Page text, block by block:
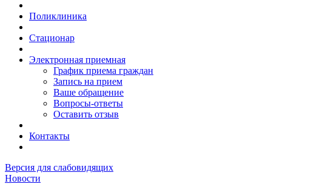
Поликлиника
Стационар
Электронная приемная
График приема граждан
Запись на прием
Ваше обращение
Вопросы-ответы
Оставить отзыв
Контакты
Версия для слабовидящих
Новости